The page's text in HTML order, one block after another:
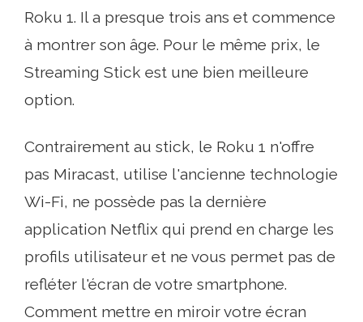
Roku 1. Il a presque trois ans et commence
à montrer son âge. Pour le même prix, le
Streaming Stick est une bien meilleure
option.
Contrairement au stick, le Roku 1 n'offre
pas Miracast, utilise l'ancienne technologie
Wi-Fi, ne possède pas la dernière
application Netflix qui prend en charge les
profils utilisateur et ne vous permet pas de
refléter l'écran de votre smartphone.
Comment mettre en miroir votre écran